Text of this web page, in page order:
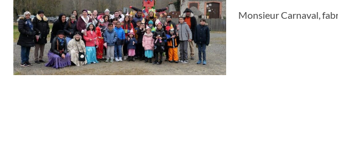
Monsieur Carnaval,